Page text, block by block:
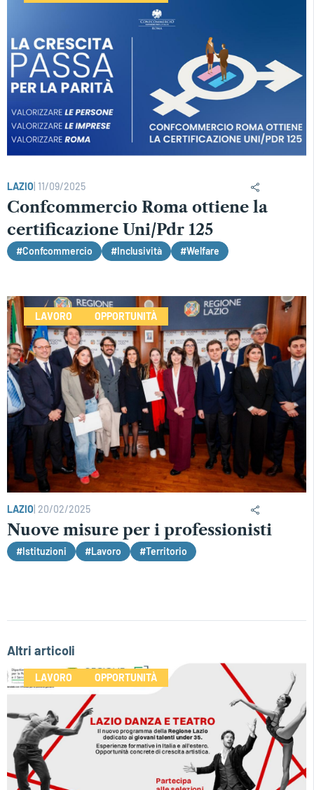
LAZIO 11/09/2025
Confcommercio Roma ottiene la
certificazione Uni/Pdr 125
#Confcommercio #Inclusività #Welfare
LAVORO OPPORTUNITÀ
LAZIO 20/02/2025
Nuove misure per i professionisti
#Istituzioni #Lavoro #Territorio
Altri articoli
LAVORO OPPORTUNITÀ